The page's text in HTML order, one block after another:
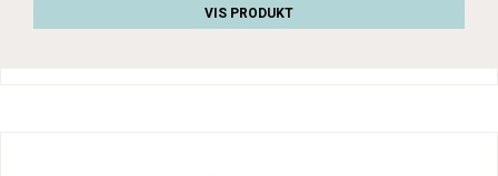
VIS PRODUKT